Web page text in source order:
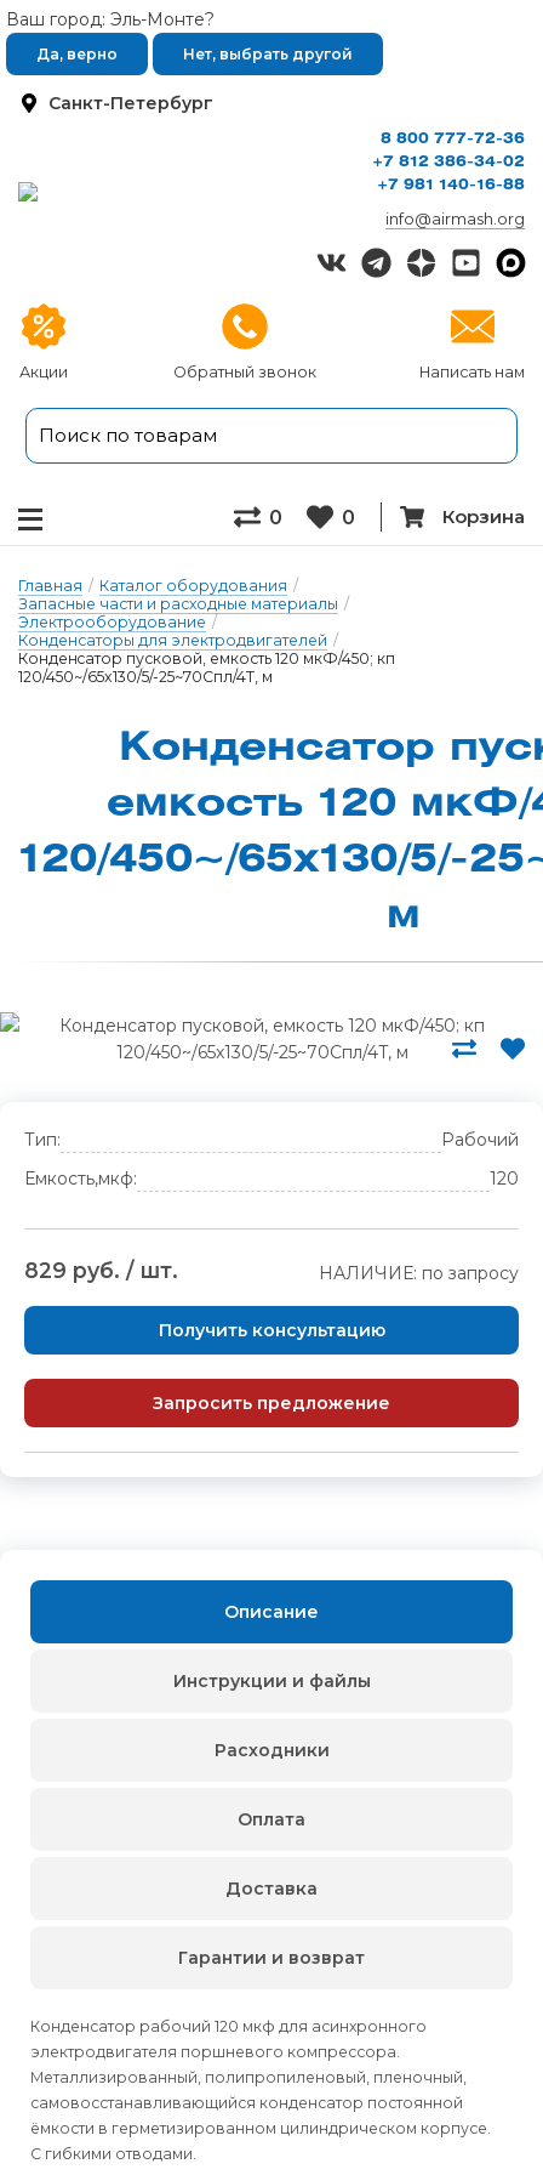
Санкт-Петербург
Ваш город: Эль-Монте?
Да, верно Нет, выбрать другой
Акции Обратный звонок Написать нам
8 800 777-72-36
+7 812 386-34-02
+7 981 140-16-88
info@airmash.org
0 0 Корзина
Главная / Каталог оборудования /
Запасные части и расходные материалы /
Электрооборудование /
Конденсаторы для электродвигателей /
Конденcатор пусковой, емкость 120 мкФ/450; кп
120/450~/65x130/5/-25~70Cпл/4T, м
Кон­денcа­тор
ем­кость 120 мкФ/
120/450~/65x130/5/-
м
Тип:
Рабочий
Емкость,мкф:
120
829 руб. / шт. НАЛИЧИЕ: по запросу
Получить консультацию
Запросить предложение
Описание
Конденсатор рабочий 120 мкф для асинхронного
электродвигателя поршневого компрессора.
Металлизированный, полипропиленовый, пленочный,
самовосстанавливающийся конденсатор постоянной
ёмкости в герметизированном цилиндрическом корпусе.
С гибкими отводами.
Инструкции и файлы
Расходники
Оплата
Доставка
Гарантии и возврат